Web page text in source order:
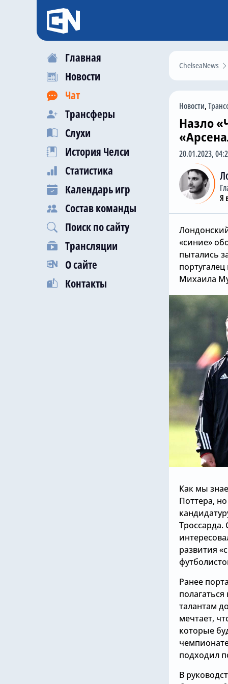
Главная
Новости
Чат
Трансферы
Слухи
История Челси
Статистика
Календарь игр
Состав команды
Поиск по сайту
Трансляции
О сайте
Контакты
ChelseaNews
Новости,
Назло
20.01.2023,
Я
«синие»
пытались
Михаила
Как мы
Поттера,
Троссарда.
развития
Ранее
талантам
мечтает,
которые
подходил
В